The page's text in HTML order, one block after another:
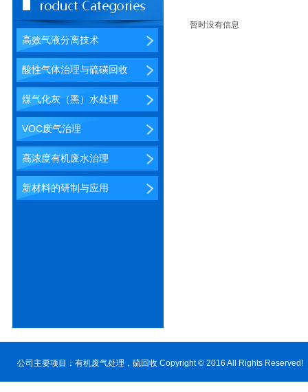
高效气液分离技术
酸性气体治理与硫磺回收
煤气化灰（黑）水处理
VOC废气治理
高浓度有机废水治理
新材料的研制与应用
暂时没有信息
公司主要项目： 有机废气处理 ，硫回收 Copyright © 2016 All Rights